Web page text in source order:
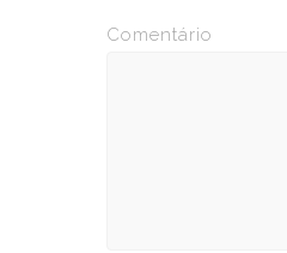
Comentário